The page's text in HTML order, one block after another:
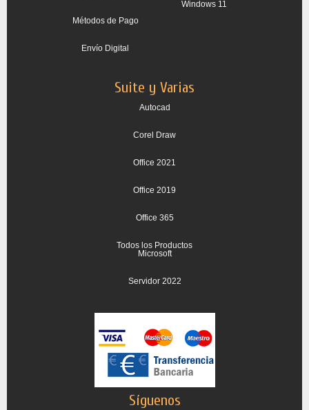
Métodos de Pago
Envío Digital
Windows 11
Suite y Varias
Autocad
Corel Draw
Office 2021
Office 2019
Office 365
Todos los Productos
Microsoft
Servidor 2022
Síguenos